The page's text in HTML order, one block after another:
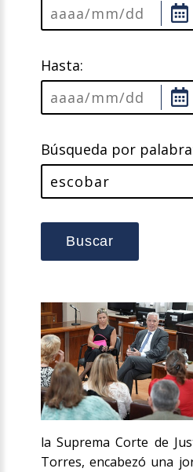
Hasta:
Búsqueda por
Buscar
la Suprema Corte de
Torres, encabezó una